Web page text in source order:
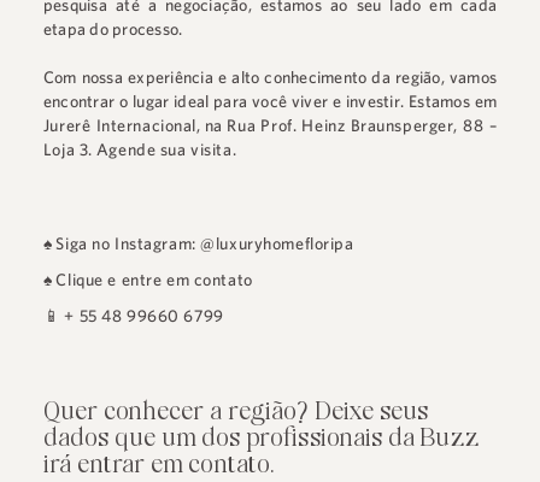
pesquisa até a negociação, estamos ao seu lado em cada
etapa do processo.
Com nossa experiência e alto conhecimento da região, vamos
encontrar o lugar ideal para você viver e investir. Estamos em
Jurerê Internacional, na Rua Prof. Heinz Braunsperger, 88 –
Loja 3. Agende sua visita.
♠ Siga no Instagram: @luxuryhomefloripa
♠Clique e entre em contato
📱+ 55 48 99660 6799
Quer conhecer a região? Deixe seus
dados que um dos profissionais da Buzz
irá entrar em contato.